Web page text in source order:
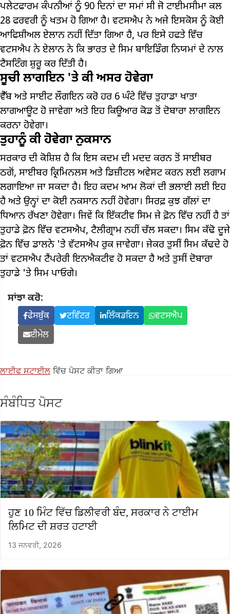
ਪਲੇਟਫਾਰਮ ਕੰਪਨੀਆਂ ਨੂੰ 90 ਦਿਨਾਂ ਦਾ ਸਮਾਂ ਸੀ ਜੋ ਟਾਈਮਸੀਮਾ ਕਲ
28 ਫਰਵਰੀ ਨੂੰ ਖਤਮ ਹੋ ਗਿਆ ਹੈ। ਵਟਸਐਪ ਨੇ ਅਜੇ ਇਸਕੋਸ ਨੂੰ ਕੋਈ
ਆਫਿਸ਼ੀਅਲ ਏਲਾਨ ਨਹੀਂ ਦਿੱਤਾ ਗਿਆ ਹੈ, ਪਰ ਇਸੇ ਹਫਤੇ ਵਿੱਚ
ਵਟਸਐਪ ਨੇ ਏਲਾਨ ਨੇ ਕਿ ਭਾਰਤ ਦੇ ਸਿਮ ਬਾਇਡਿੰਗ ਨਿਯਮਾਂ ਦੇ ਨਾਲ
ਟੈਸਟਿੰਗ ਸ਼ੁਰੂ ਕਰ ਦਿੱਤੀ ਹੈ।
ਸੂਚੀ ਲਾਗਇਨ 'ਤੇ ਕੀ ਅਸਰ ਹੋਵੇਗਾ
ਵੈੱਬ ਅਤੇ ਸਾਈਟ ਲੌਗਇਨ ਕਰੋ ਹਰ 6 ਘੰਟੇ ਵਿੱਚ ਤੁਹਾਡਾ ਖਾਤਾ
ਲਾਗਆਊਟ ਹੋ ਜਾਵੇਗਾ ਅਤੇ ਇਹ ਕਿਊਆਰ ਕੋਡ ਤੋਂ ਦੋਬਾਰਾ ਲਾਗਇਨ
ਕਰਨਾ ਹੋਵੇਗਾ।
ਤੁਹਾਨੂੰ ਕੀ ਹੋਵੇਗਾ ਨੁਕਸਾਨ
ਸਰਕਾਰ ਦੀ ਕੋਸ਼ਿਸ਼ ਹੈ ਕਿ ਇਸ ਕਦਮ ਦੀ ਮਦਦ ਕਰਨ ਤੋਂ ਸਾਈਬਰ
ਠਗੋਂ, ਸਾਈਬਰ ਕ੍ਰਿਮਿਨਲਸ ਅਤੇ ਡਿਜ਼ੀਟਲ ਅਵੇਸਟ ਕਰਨ ਲਈ ਲਗਾਮ
ਲਗਾਇਆ ਜਾ ਸਕਦਾ ਹੈ। ਇਹ ਕਦਮ ਆਮ ਲੋਕਾਂ ਦੀ ਭਲਾਈ ਲਈ ਇਹ
ਹੈ ਅਤੇ ਉਨ੍ਹਾਂ ਦਾ ਕੋਈ ਨਕਸਾਨ ਨਹੀਂ ਹੋਵੇਗਾ। ਸਿਰਫ਼ ਕੁਝ ਗੱਲਾਂ ਦਾ
ਧਿਆਨ ਰੱਖਣਾ ਹੋਵੇਗਾ। ਜਿਵੇਂ ਕਿ ਇੱਕਟੀਵ ਸਿਮ ਜੇ ਫ਼ੋਨ ਵਿੱਚ ਨਹੀਂ ਹੈ ਤਾਂ
ਤੁਹਾਡੇ ਫ਼ੋਨ ਵਿੱਚ ਵਟਸਐਪ, ਟੈਲੀਗ੍ਰਾਮ ਨਹੀਂ ਚੱਲ ਸਕਦਾ। ਸਿਮ ਕੱਢੋ ਦੂਜੇ
ਫ਼ੋਨ ਵਿੱਚ ਡਾਲਨੇ 'ਤੇ ਵੱਟਸਐਪ ਰੁਕ ਜਾਵੇਗਾ। ਜੇਕਰ ਤੁਸੀਂ ਸਿਮ ਕੱਢਦੇ ਹੋ
ਤਾਂ ਵਟਸਐਪ ਟੈਂਪਰੇਰੀ ਇਨਐਕਟੀਵ ਹੋ ਸਕਦਾ ਹੈ ਅਤੇ ਤੁਸੀਂ ਦੋਬਾਰਾ
ਤੁਹਾਡੇ 'ਤੇ ਸਿਮ ਪਾਓਗੇ।
ਸਾਂਝਾ ਕਰੋ:
ਫੇਸਬੁੱਕ ਟਵਿੱਟਰ ਲਿੰਕਡਇਨ
ਵਟਸਐਪ
ਈਮੇਲ
ਲਾਈਫ ਸਟਾਈਲ ਵਿੱਚ ਪੋਸਟ ਕੀਤਾ ਗਿਆ
ਸੰਬੰਧਿਤ ਪੋਸਟ
ਹੁਣ 10 ਮਿੰਟ ਵਿੱਚ ਡਿਲੀਵਰੀ ਬੰਦ, ਸਰਕਾਰ ਨੇ ਟਾਈਮ
ਲਿਮਿਟ ਦੀ ਸ਼ਰਤ ਹਟਾਈ
13 ਜਨਵਰੀ, 2026